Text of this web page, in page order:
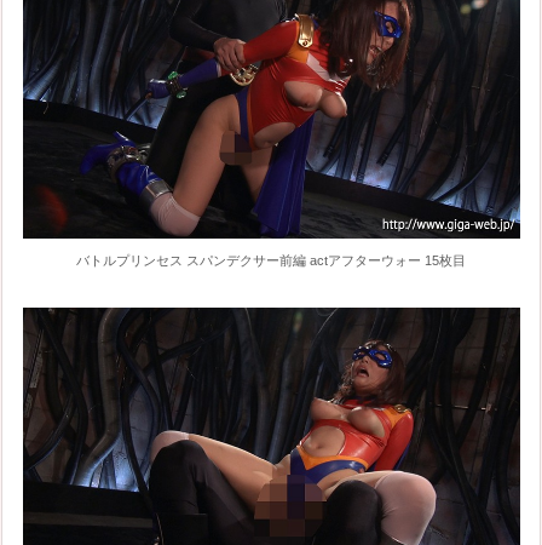
バトルプリンセス スパンデクサー前編 actアフターウォー 15枚目